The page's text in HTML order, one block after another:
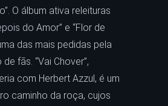
O álbum ativa releituras
do Amor” e “Flor de
das mais pedidas pela
fãs. “Vai Chover”,
com Herbert Azzul, é um
caminho da roça, cujos